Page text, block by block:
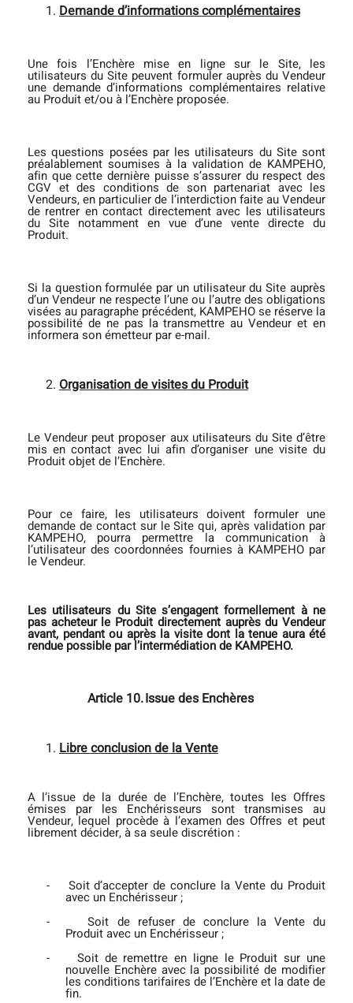
Demande d’informations complémentaires
Une fois l’Enchère mise en ligne sur le Site, les
utilisateurs du Site peuvent formuler auprès du Vendeur
une demande d’informations complémentaires relative
au Produit et/ou à l’Enchère proposée.
Les questions posées par les utilisateurs du Site sont
préalablement soumises à la validation de KAMPEHO,
afin que cette dernière puisse s’assurer du respect des
CGV et des conditions de son partenariat avec les
Vendeurs, en particulier de l’interdiction faite au Vendeur
de rentrer en contact directement avec les utilisateurs
du Site notamment en vue d’une vente directe du
Produit.
Si la question formulée par un utilisateur du Site auprès
d’un Vendeur ne respecte l’une ou l’autre des obligations
visées au paragraphe précédent, KAMPEHO se réserve la
possibilité de ne pas la transmettre au Vendeur et en
informera son émetteur par e-mail.
Organisation de visites du Produit
Le Vendeur peut proposer aux utilisateurs du Site d’être
mis en contact avec lui afin d’organiser une visite du
Produit objet de l’Enchère.
Pour ce faire, les utilisateurs doivent formuler une
demande de contact sur le Site qui, après validation par
KAMPEHO, pourra permettre la communication à
l’utilisateur des coordonnées fournies à KAMPEHO par
le Vendeur.
Les utilisateurs du Site s’engagent formellement à ne
pas acheteur le Produit directement auprès du Vendeur
avant, pendant ou après la visite dont la tenue aura été
rendue possible par l’intermédiation de KAMPEHO.
Article 10.Issue des Enchères
Libre conclusion de la Vente
A l’issue de la durée de l’Enchère, toutes les Offres
émises par les Enchérisseurs sont transmises au
Vendeur, lequel procède à l’examen des Offres et peut
librement décider, à sa seule discrétion :
- Soit d’accepter de conclure la Vente du Produit
avec un Enchérisseur ;
-
Soit de refuser de conclure la Vente du
Produit avec un Enchérisseur ;
-
Soit de remettre en ligne le Produit sur une
nouvelle Enchère avec la possibilité de modifier
les conditions tarifaires de l’Enchère et la date de
fin.